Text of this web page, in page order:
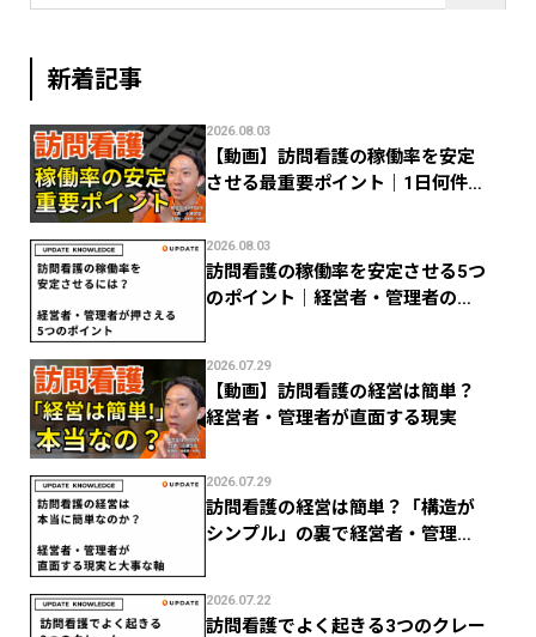
新着記事
2026.08.03
【動画】訪問看護の稼働率を安定
させる最重要ポイント｜1日何件で
2026.08.03
訪問看護の稼働率を安定させる5つ
のポイント｜経営者・管理者のた
2026.07.29
【動画】訪問看護の経営は簡単？
経営者・管理者が直面する現実
2026.07.29
訪問看護の経営は簡単？「構造が
シンプル」の裏で経営者・管理者
2026.07.22
訪問看護でよく起きる3つのクレー